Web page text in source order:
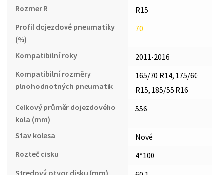
Rozmer R
R15
Profil dojezdové pneumatiky
(%)
70
Kompatibilní roky
2011-2016
Kompatibilní rozměry
plnohodnotných pneumatik
165/70 R14, 175/60
R15, 185/55 R16
Celkový průměr dojezdového
kola (mm)
556
Stav kolesa
Nové
Rozteč disku
4*100
Stredový otvor disku (mm)